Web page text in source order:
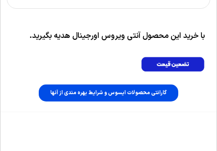
با خرید این محصول آنتی ویروس اورجینال هدیه بگیرید.
گارانتی محصولات ایسوس و شرایط بهره مندی از آنها